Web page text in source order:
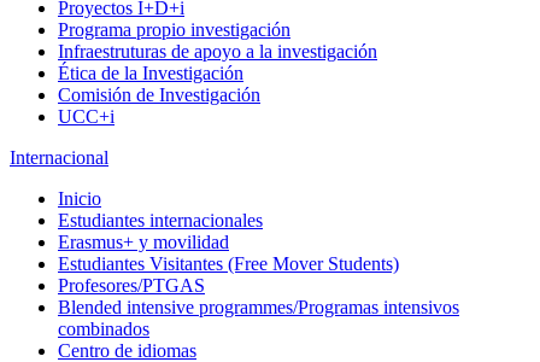
Proyectos I+D+i
Programa propio investigación
Infraestruturas de apoyo a la investigación
Ética de la Investigación
Comisión de Investigación
UCC+i
Internacional
Inicio
Estudiantes internacionales
Erasmus+ y movilidad
Estudiantes Visitantes (Free Mover Students)
Profesores/PTGAS
Blended intensive programmes/Programas intensivos
combinados
Centro de idiomas